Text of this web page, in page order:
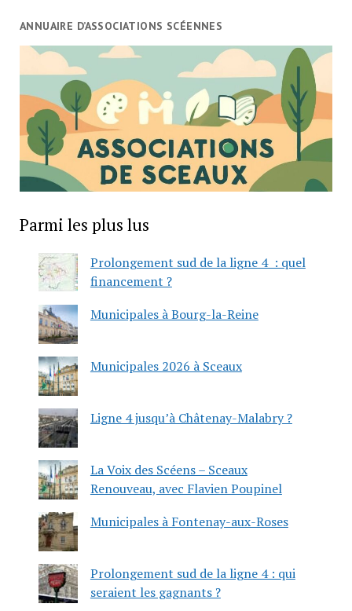
ANNUAIRE D’ASSOCIATIONS SCÉENNES
Parmi les plus lus
Prolongement sud de la ligne 4 : quel
financement ?
Municipales à Bourg-la-Reine
Municipales 2026 à Sceaux
Ligne 4 jusqu’à Châtenay-Malabry ?
La Voix des Scéens – Sceaux
Renouveau, avec Flavien Poupinel
Municipales à Fontenay-aux-Roses
Prolongement sud de la ligne 4 : qui
seraient les gagnants ?